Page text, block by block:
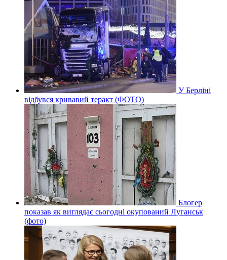
У Берліні
відбувся кривавий теракт (ФОТО)
Блогер
показав як виглядає сьогодні окупований Луганськ
(фото)